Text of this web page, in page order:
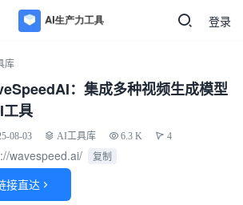
登录
库
：集成多种视频生成模型
具
08-03 AI工具库 6.3 K 4
wavespeed.ai/ 复制
接直达 